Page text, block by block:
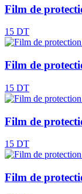
Film de
15 DT
Film de
15 DT
Film de
15 DT
Film de